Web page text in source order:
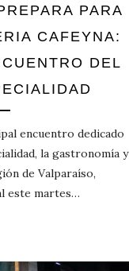
PARA
CAFEYNA:
DEL
encuentro dedicado
la gastronomía y
de Valparaíso,
este martes…